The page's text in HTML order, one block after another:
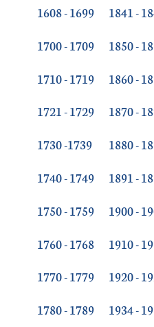
1608 - 1699
1700 - 1709
1710 - 1719
1721 - 1729
1730 -1739
1740 - 1749
1750 - 1759
1760 - 1768
1770 - 1779
1780 - 1789
1841 -
1850 -
1860 -
1870 -
1880 -
1891 -
1900 -
1910 -
1920 -
1934 -